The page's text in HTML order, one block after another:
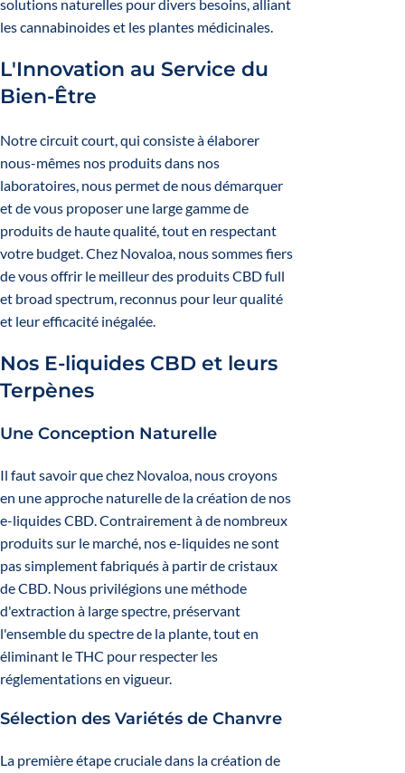
solutions naturelles pour divers besoins, alliant
les cannabinoides et les plantes médicinales.
L'Innovation au Service du
Bien-Être
Notre circuit court, qui consiste à élaborer
nous-mêmes nos produits dans nos
laboratoires, nous permet de nous démarquer
et de vous proposer une large gamme de
produits de haute qualité, tout en respectant
votre budget. Chez Novaloa, nous sommes fiers
de vous offrir le meilleur des produits CBD full
et broad spectrum, reconnus pour leur qualité
et leur efficacité inégalée.
Nos E-liquides CBD et leurs
Terpènes
Une Conception Naturelle
Il faut savoir que chez Novaloa, nous croyons
en une approche naturelle de la création de nos
e-liquides CBD. Contrairement à de nombreux
produits sur le marché, nos e-liquides ne sont
pas simplement fabriqués à partir de cristaux
de CBD. Nous privilégions une méthode
d'extraction à large spectre, préservant
l'ensemble du spectre de la plante, tout en
éliminant le THC pour respecter les
réglementations en vigueur.
Sélection des Variétés de Chanvre
La première étape cruciale dans la création de